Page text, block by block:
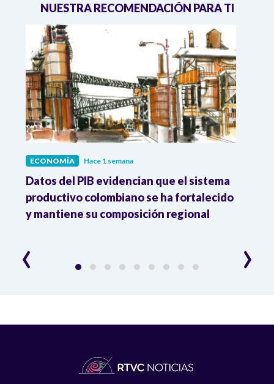
NUESTRA RECOMENDACIÓN PARA TI
ECONOMÍA Hace 1 semana
Datos del PIB evidencian que el sistema
productivo colombiano se ha fortalecido
y mantiene su composición regional
‹ ›